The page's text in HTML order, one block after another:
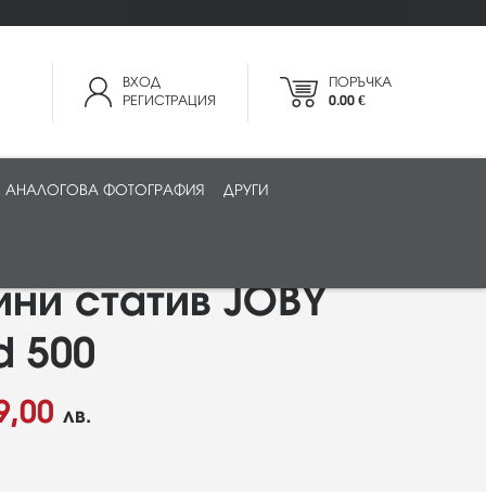
ВХОД
РЕГИСТРАЦИЯ
ПОРЪЧКА
0.00 €
АНАЛОГОВА ФОТОГРАФИЯ ДРУГИ
статив JOBY
500
лв.